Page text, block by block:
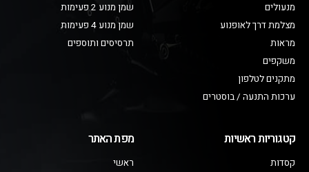
מנעולים
מצלמת דרך לאופנוע
מראות
משקפים
מתקנים לטלפון
ערכות התנעה / בוסטרים
שמן מנוע 2 פעימות
שמן מנוע 4 פעימות
תרסיסים ותוספים
קטגוריות ראשיות
קסדות
מפת האתר
ראשי